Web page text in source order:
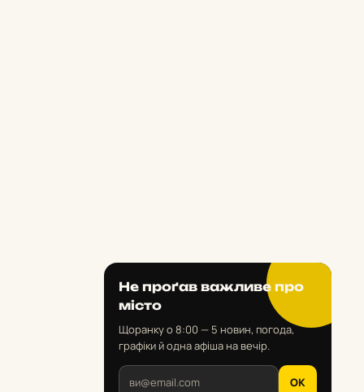
Не проґав важливе про
місто
Щоранку о 8:00 — 5 новин, погода,
графіки й одна афіша на вечір.
OK